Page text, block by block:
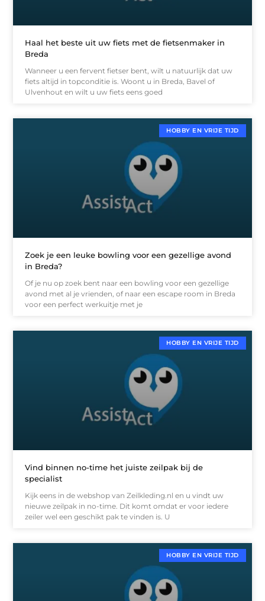
Haal het beste uit uw fiets met de fietsenmaker in
Breda
Wanneer u een fervent fietser bent, wilt u natuurlijk dat uw
fiets altijd in topconditie is. Woont u in Breda, Bavel of
Ulvenhout en wilt u uw fiets eens goed
HOBBY EN VRIJE TIJD
Zoek je een leuke bowling voor een gezellige avond
in Breda?
Of je nu op zoek bent naar een bowling voor een gezellige
avond met al je vrienden, of naar een escape room in Breda
voor een perfect werkuitje met je
HOBBY EN VRIJE TIJD
Vind binnen no-time het juiste zeilpak bij de
specialist
Kijk eens in de webshop van Zeilkleding.nl en u vindt uw
nieuwe zeilpak in no-time. Dit komt omdat er voor iedere
zeiler wel een geschikt pak te vinden is. U
HOBBY EN VRIJE TIJD